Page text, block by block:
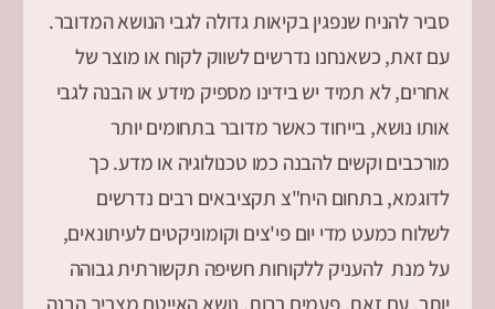
סביר להניח שנפגין בקיאות גדולה לגבי הנושא המדובר.
עם זאת, כשאנחנו נדרשים לשווק לקוח או מוצר של
אחרים, לא תמיד יש בידינו מספיק מידע או הבנה לגבי
אותו נושא, בייחוד כאשר מדובר בתחומים יותר
מורכבים וקשים להבנה כמו טכנולוגיה או מדע. כך
לדוגמא, בתחום היח"צ תקציבאים רבים נדרשים
לשלוח כמעט מדי יום פי'צים וקומוניקטים לעיתונאים,
על מנת להעניק ללקוחות חשיפה תקשורתית גבוהה
יותר. עם זאת, פעמים רבות, נושא האייטם מצריך הבנה